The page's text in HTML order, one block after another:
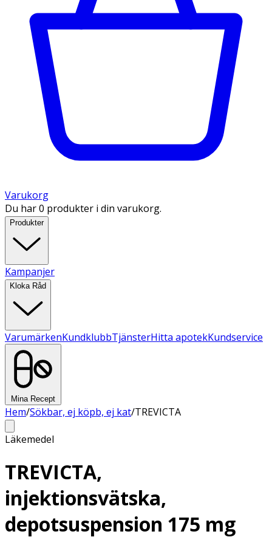
Varukorg
Du har 0 produkter i din varukorg.
Produkter
Kampanjer
Kloka Råd
VarumärkenKundklubbTjänsterHitta apotekKundservice
Mina Recept
Hem/Sökbar, ej köpb, ej kat/TREVICTA
Läkemedel
TREVICTA,
injektionsvätska,
depotsuspension 175 mg